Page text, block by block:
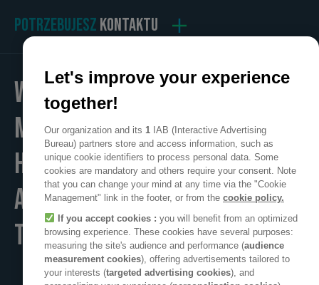
POTRZEBUJESZKONTAKTU
WE
MAKE
HOME
A POSITIVE PLACE
TO LIVE
Let's improve your experience
together!
Our organization and its 1 IAB (Interactive Advertising
Bureau) partners store and access information, such as
unique cookie identifiers to process personal data. Some
cookies are mandatory and others require your consent. Note
that you can change your mind at any time via the "Cookie
Management" link in the footer, or from the cookie policy.
If you accept cookies : you will benefit from an optimized
browsing experience. These cookies have several purposes:
measuring the site's audience and performance (audience
measurement cookies), offering advertisements tailored to
your interests (targeted advertising cookies), and